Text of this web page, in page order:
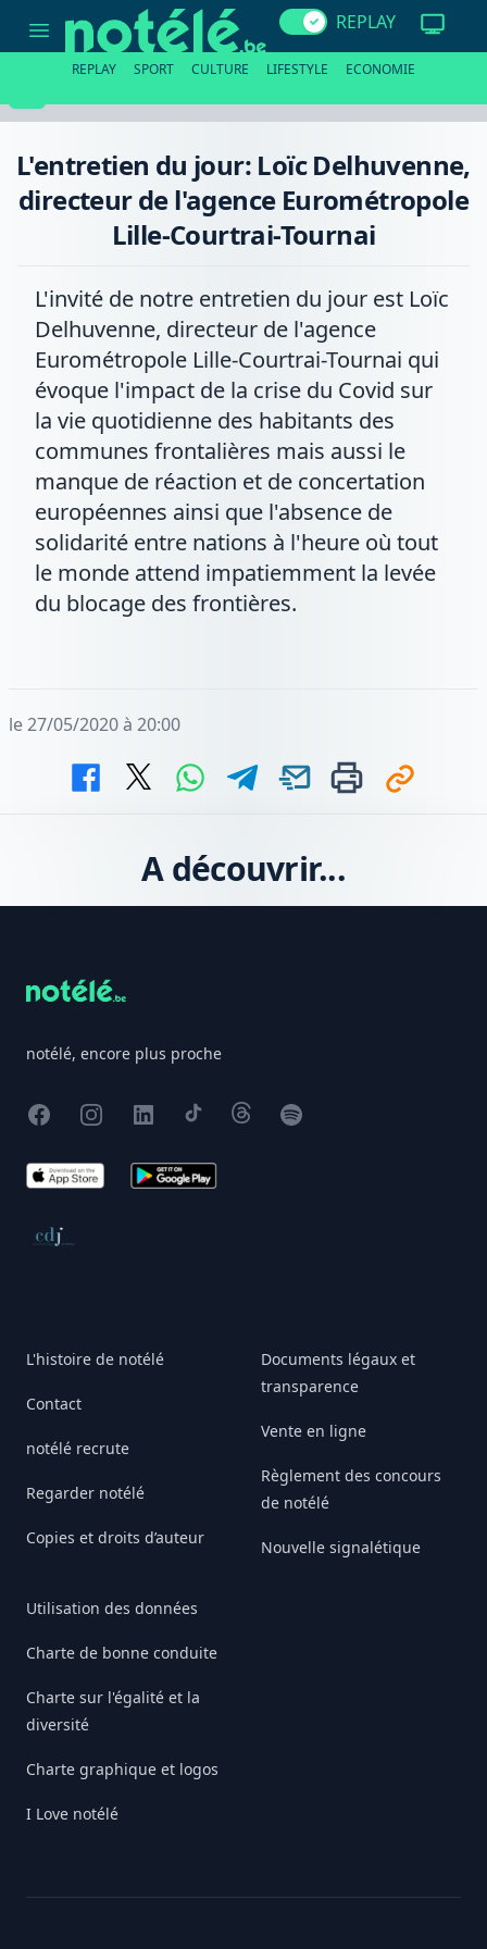
Delhuvenne,
de
Tournai
REPLAY
REPLAY SPORT CULTURE LIFESTYLE ECONOMIE
L'entretien du jour: Loïc Delhuvenne,
directeur de l'agence Eurométropole
Lille-Courtrai-Tournai
L'invité de notre entretien du jour est Loïc
Delhuvenne, directeur de l'agence
Eurométropole Lille-Courtrai-Tournai qui
évoque l'impact de la crise du Covid sur
la vie quotidienne des habitants des
communes frontalières mais aussi le
manque de réaction et de concertation
européennes ainsi que l'absence de
solidarité entre nations à l'heure où tout
le monde attend impatiemment la levée
du blocage des frontières.
le 27/05/2020 à 20:00
A découvrir...
notélé, encore plus proche
FacebookInstagram
X TikTokThreadsSpotify
App Store Google Play
Conseil de déontologie journalistique
L'histoire de notélé
Contact
notélé recrute
Regarder notélé
Copies et droits d’auteur
Utilisation des données
Charte de bonne conduite
Charte sur l'égalité et la
diversité
Charte graphique et logos
I Love notélé
Documents légaux et
transparence
Vente en ligne
Règlement des concours
de notélé
Nouvelle signalétique